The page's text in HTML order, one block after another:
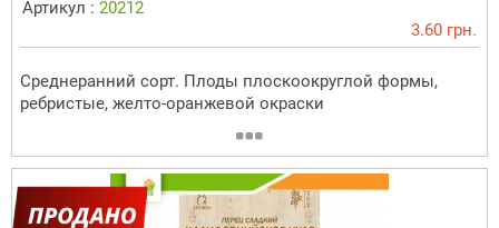
Артикул : 20212
3.60 грн.
Среднеранний сорт. Плоды плоскоокруглой формы,
ребристые, желто-оранжевой окраски